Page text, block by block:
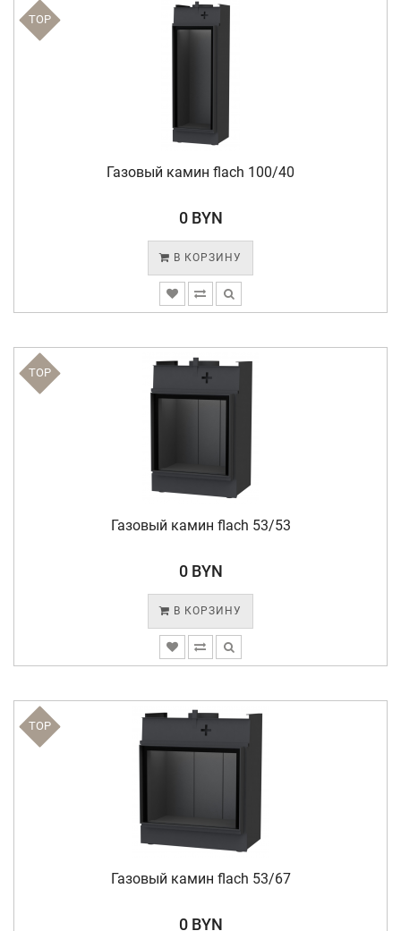
TOP
Газовый камин flach 100/40
0 BYN
В КОРЗИНУ
TOP
Газовый камин flach 53/53
0 BYN
В КОРЗИНУ
TOP
Газовый камин flach 53/67
0 BYN